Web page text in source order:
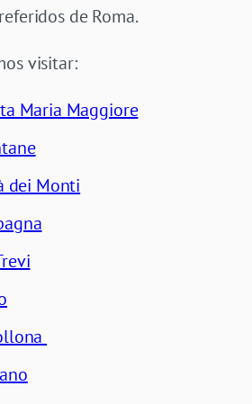
de Roma.
visitar:
Maria Maggiore
dei Monti